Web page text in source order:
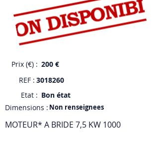
Prix (€) : 200 €
REF : 3018260
Etat : Bon état
Dimensions : Non renseignees
MOTEUR* A BRIDE 7,5 KW 1000